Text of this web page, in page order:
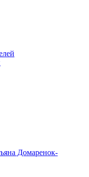
Домаренок-